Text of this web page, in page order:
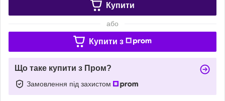
Купити
або
Купити з
Що таке купити з Пром?
Замовлення під захистом